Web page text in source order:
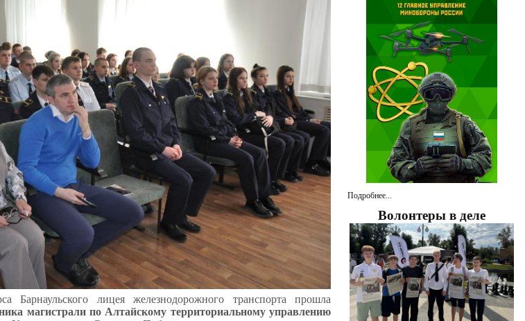
Барнаульского лицея железнодорожного транспорта прошла
магистрали по Алтайскому территориальному управлению
Подробнее...
Волонтеры в деле